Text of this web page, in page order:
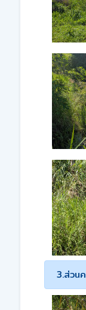
3.ส่วน